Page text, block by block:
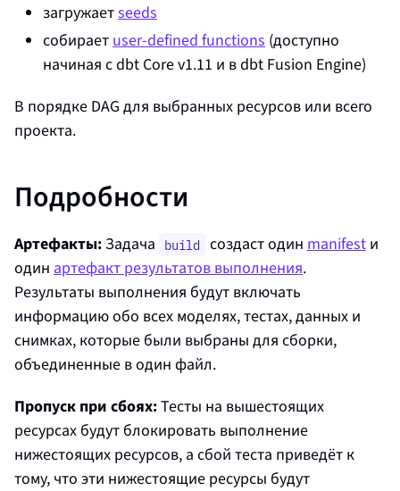
загружаетseeds
собирает user-defined functions (доступно
начиная с dbt Core v1.11 и вdbt Fusion Engine)
В порядке DAG для выбранных ресурсов или всего
проекта.
Подробности
Артефакты:Задача build создаст один manifestи
один артефакт результатов выполнения.
Результаты выполнения будут включать
информацию обо всех моделях, тестах, данных и
снимках, которые были выбраны для сборки,
объединенные в один файл.
Пропуск при сбоях:Тесты на вышестоящих
ресурсах будут блокировать выполнение
нижестоящих ресурсов, а сбой теста приведёт к
тому, что эти нижестоящие ресурсы будут